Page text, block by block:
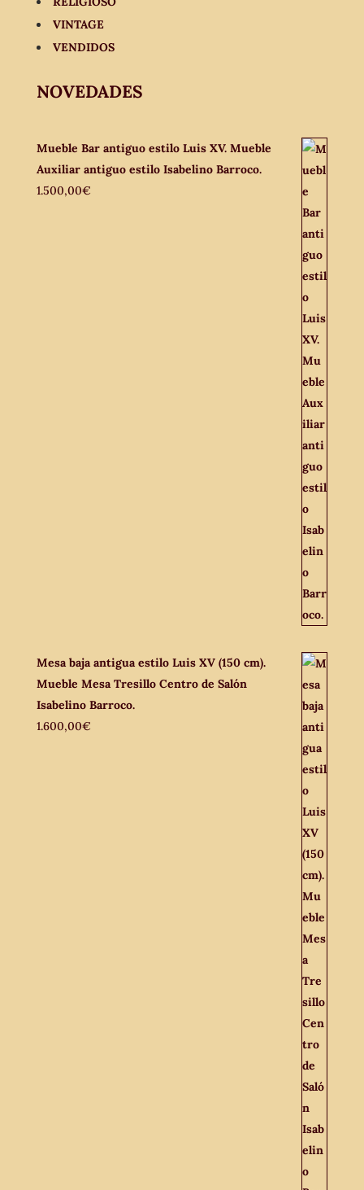
VINTAGE
VENDIDOS
NOVEDADES
Mueble Bar antiguo estilo Luis XV. Mueble
Auxiliar antiguo estilo Isabelino Barroco.
1.500,00€
Mesa baja antigua estilo Luis XV (150 cm).
Mueble Mesa Tresillo Centro de Salón
Isabelino Barroco.
1.600,00€